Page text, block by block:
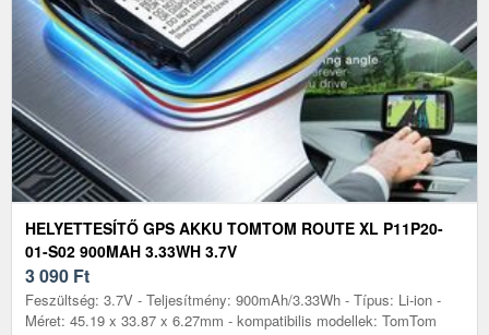
HELYETTESÍTŐ GPS AKKU TOMTOM ROUTE XL P11P20-
01-S02 900MAH 3.33WH 3.7V
3 090 Ft
Feszültség: 3.7V - Teljesítmény: 900mAh/3.33Wh - Típus: Li-ion -
Méret: 45.19 x 33.87 x 6.27mm - kompatibilis modellek: TomTom